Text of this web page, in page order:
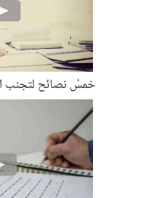
خمسُ نصائح لتجنب